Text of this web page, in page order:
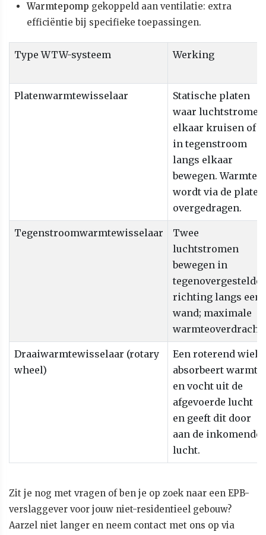
Warmtepomp gekoppeld aan ventilatie: extra
efficiëntie bij specifieke toepassingen.
Type WTW-systeem Werking
Platenwarmtewisselaar
Statische platen
waar luchtstromen
elkaar kruisen of
in tegenstroom
langs elkaar
bewegen. Warmte
wordt via de platen
overgedragen.
Tegenstroomwarmtewisselaar
Twee
luchtstromen
bewegen in
tegenovergestelde
richting langs een
wand; maximale
warmteoverdracht.
Draaiwarmtewisselaar (rotary
wheel)
Een roterend wiel
absorbeert warmte
en vocht uit de
afgevoerde lucht
en geeft dit door
aan de inkomende
lucht.
Zit je nog met vragen of ben je op zoek naar een EPB-
verslaggever voor jouw niet-residentieel gebouw?
Aarzel niet langer en neem contact met ons op via